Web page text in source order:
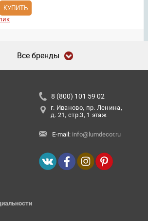
КУПИТЬ
Все бренды
8 (800) 101 59 02
г. Иваново, пр. Ленина,
д. 21, стр.3, 1 этаж
E-mail: info@lumdecor.ru